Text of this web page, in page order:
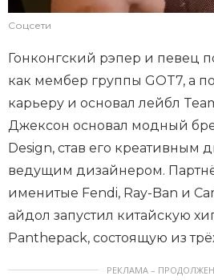
Соцсети
Гонконгский рэпер и певец
как мембер группы GOT7, а
карьеру и основал лейбл
Джексон основал модный
Design, став его креативным
ведущим дизайнером.
именитые Fendi, Ray-Ban и
айдол запустил китайскую
Panthepack, состоящую из
РЕКЛАМА –